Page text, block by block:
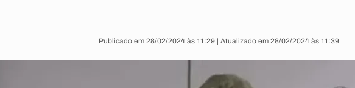
Publicado em 28/02/2024 às 11:29 | Atualizado em 28/02/2024 às 11:39